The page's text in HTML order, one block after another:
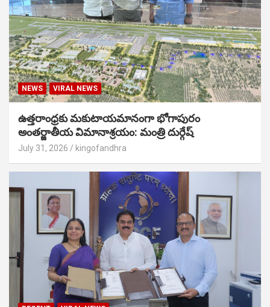
NEWS VIRAL NEWS
ఉత్తరాంధ్రకు మకుటాయమానంగా భోగాపురం
అంతర్జాతీయ విమానాశ్రయం: మంత్రి దుర్గేష్
July 31, 2026 kingofandhra